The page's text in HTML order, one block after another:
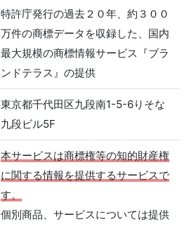
特許庁発行の過去２０年、約３００
万件の商標データを収録した、国内
最大規模の商標情報サービス『ブラ
ンドテラス』の提供
東京都千代田区九段南1-5-6りそな
九段ビル5F
本サービスは商標権等の知的財産権
に関する情報を提供するサービスで
す。
個別商品、サービスについては提供